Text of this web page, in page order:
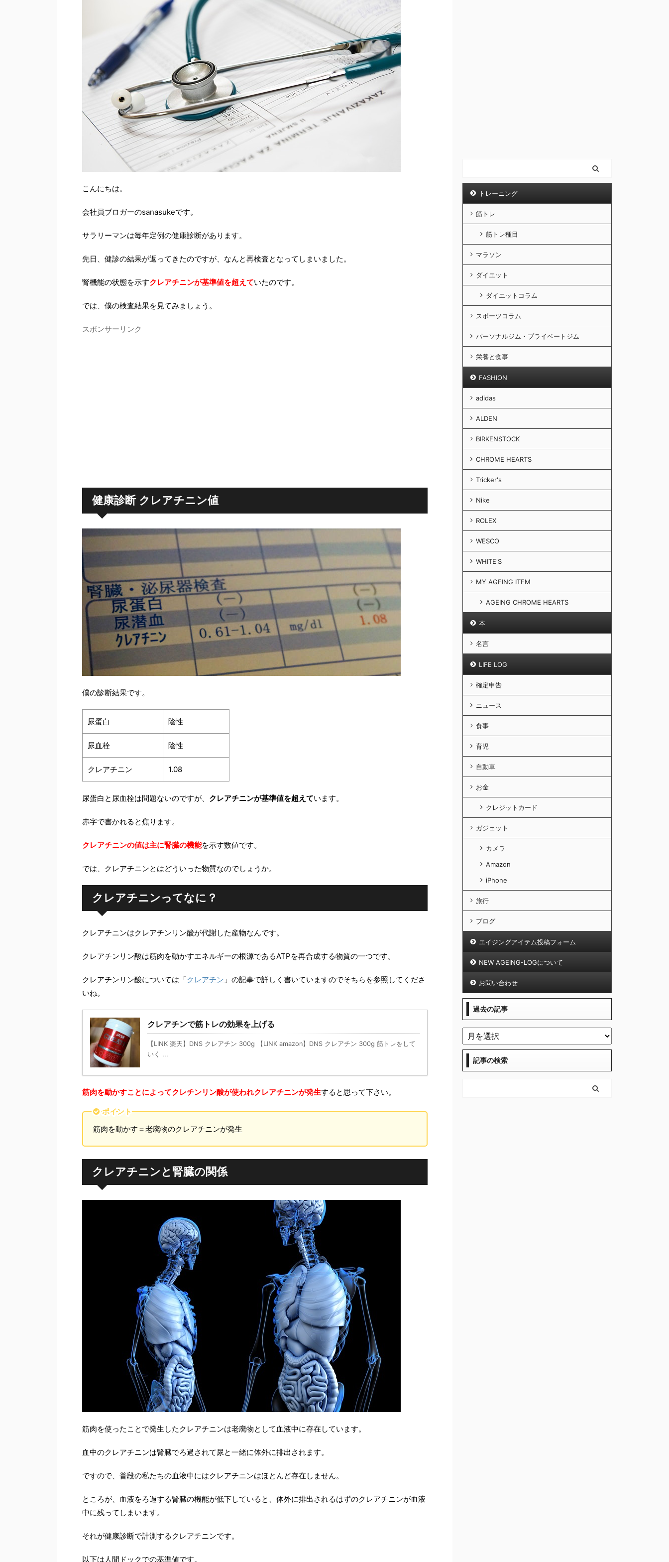
こんにちは。
会社員ブロガーのsanasukeです。
サラリーマンは毎年定例の健康診断があります。
先日、健診の結果が返ってきたのですが、なんと再検査となってしまいました。
腎機能の状態を示すクレアチニンが基準値を超えていたのです。
では、僕の検査結果を見てみましょう。
スポンサーリンク
健康診断 クレアチニン値
僕の診断結果です。
尿蛋白 陰性
尿血栓 陰性
クレアチニン 1.08
尿蛋白と尿血栓は問題ないのですが、 クレアチニンが基準値を超えています。
赤字で書かれると焦ります。
クレアチニンの値は主に腎臓の機能を示す数値です。
では、クレアチニンとはどういった物質なのでしょうか。
クレアチニンってなに？
クレアチニンはクレアチンリン酸が代謝した産物なんです。
クレアチンリン酸は筋肉を動かすエネルギーの根源であるATPを再合成する物質の一つです。
クレアチンリン酸については「クレアチン 」の記事で詳しく書いていますのでそちらを参照してくださ
いね。
クレアチンで筋トレの効果を上げる
【LINK 楽天】DNS クレアチン 300g 【LINK amazon】DNS クレアチン 300g 筋トレをして
いく ...
筋肉を動かすことによってクレチンリン酸が使われクレアチニンが発生すると思って下さい。
ポイント
筋肉を動かす＝老廃物のクレアチニンが発生
クレアチニンと腎臓の関係
筋肉を使ったことで発生したクレアチニンは老廃物として血液中に存在しています。
血中のクレアチニンは腎臓でろ過されて尿と一緒に体外に排出されます。
ですので、普段の私たちの血液中にはクレアチニンはほとんど存在しません。
ところが、血液をろ過する腎臓の機能が低下していると、体外に排出されるはずのクレアチニンが血液
中に残ってしまいます。
それが健康診断で計測するクレアチニンです。
以下は人間ドックでの基準値です。
トレーニング
筋トレ
筋トレ種目
マラソン
ダイエット
ダイエットコラム
スポーツコラム
パーソナルジム・プライベートジム
栄養と食事
FASHION
adidas
ALDEN
BIRKENSTOCK
CHROME HEARTS
Tricker's
Nike
ROLEX
WESCO
WHITE'S
MY AGEING ITEM
AGEING CHROME HEARTS
本
名言
LIFE LOG
確定申告
ニュース
食事
育児
自動車
お金
クレジットカード
ガジェット
カメラ
Amazon
iPhone
旅行
ブログ
エイジングアイテム投稿フォーム
NEW AGEING-LOGについて
お問い合わせ
過去の記事
記事の検索